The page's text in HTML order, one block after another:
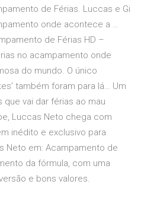
de Férias. Luccas e Gi
onde acontece a …
de Férias HD –
no acampamento onde
do mundo. O único
também foram para lá… Um
vai dar férias ao mau
Luccas Neto chega com
inédito e exclusivo para
Neto em: Acampamento de
da fórmula, com uma
e bons valores.